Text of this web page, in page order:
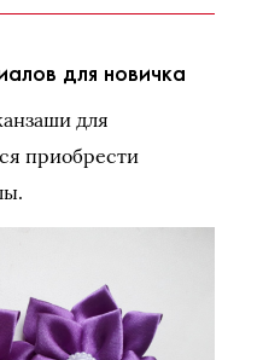
для новичка
для
приобрести